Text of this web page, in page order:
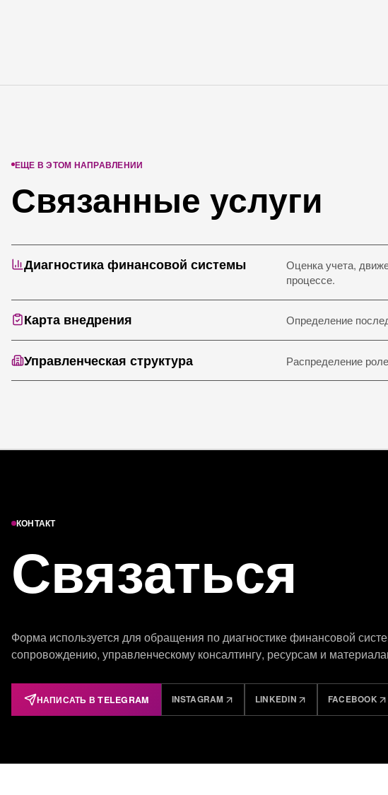
ЕЩЕ В ЭТОМ НАПРАВЛЕНИИ
Связанные услуги
Диагностика финансовой системы
Оценка учета,
процессе.
Карта внедрения Определение
Управленческая структура Распределение
КОНТАКТ
Связаться
Форма используется для обращения по диагностике финансовой
сопровождению, управленческому консалтингу, ресурсам и
НАПИСАТЬ В TELEGRAM INSTAGRAM LINKEDIN FACEBOOK